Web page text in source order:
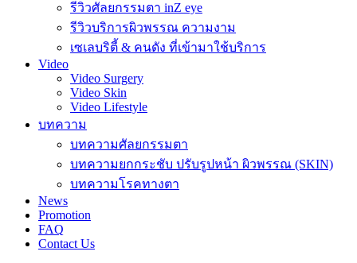
รีวิวศัลยกรรมตา inZ eye
รีวิวบริการผิวพรรณ ความงาม
เซเลบริตี้ & คนดัง ที่เข้ามาใช้บริการ
Video
Video Surgery
Video Skin
Video Lifestyle
บทความ
บทความศัลยกรรมตา
บทความยกกระชับ ปรับรูปหน้า ผิวพรรณ (SKIN)
บทความโรคทางตา
News
Promotion
FAQ
Contact Us